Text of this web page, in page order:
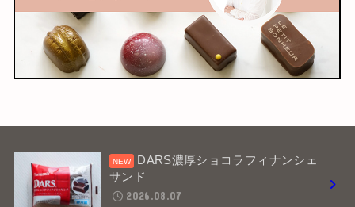
DARS濃厚ショコラフィナンシェ
サンド
2026.08.07